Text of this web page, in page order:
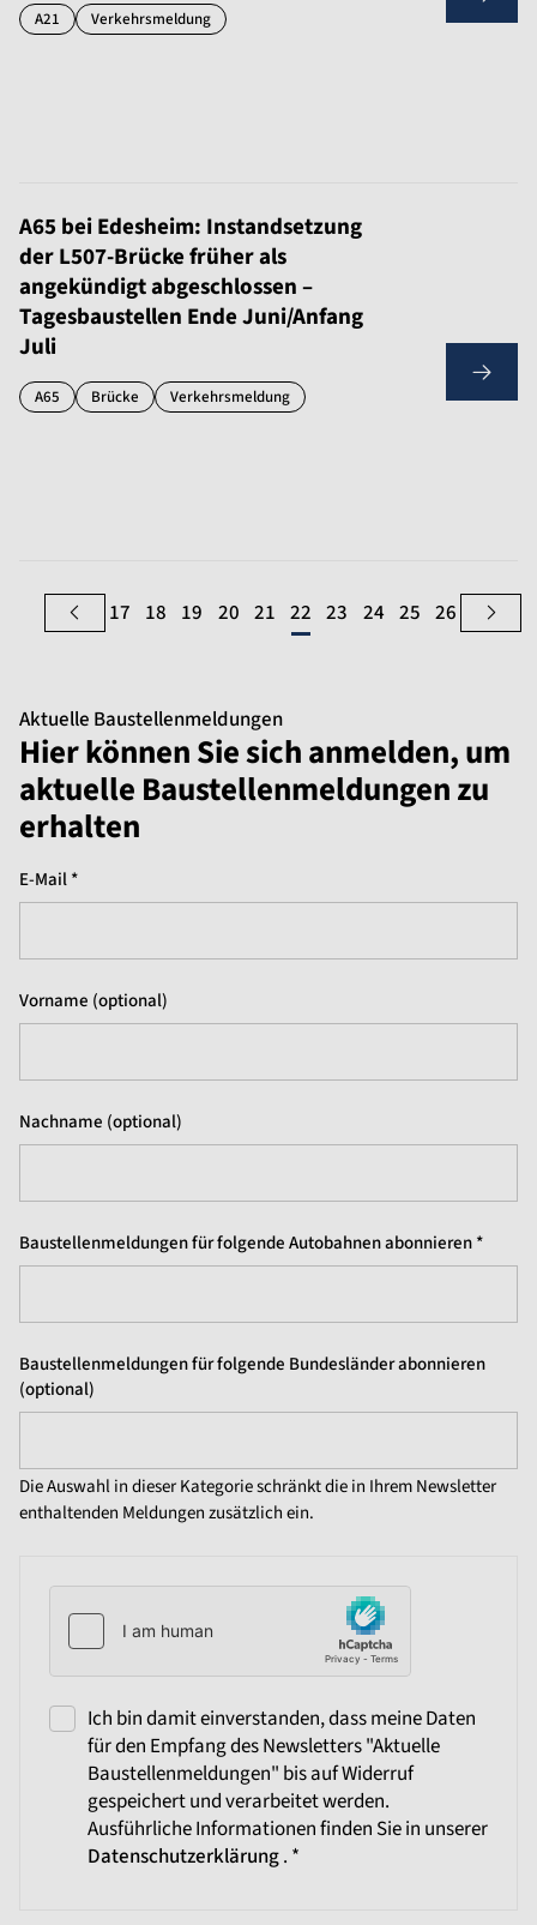
A21 Verkehrsmeldung
A65 bei Edesheim: Instandsetzung
der L507-Brücke früher als
angekündigt abgeschlossen –
Tagesbaustellen Ende Juni/Anfang
Juli
A65 Brücke Verkehrsmeldung
17 18 19 20 21 22 23 24 25 26
Aktuelle Baustellenmeldungen
Hier können Sie sich anmelden, um
aktuelle Baustellenmeldungen zu
erhalten
E-Mail *
Vorname (optional)
Nachname (optional)
Baustellenmeldungen für folgende Autobahnen abonnieren *
Baustellenmeldungen für folgende Bundesländer abonnieren
(optional)
Die Auswahl in dieser Kategorie schränkt die in Ihrem Newsletter
enthaltenden Meldungen zusätzlich ein.
Ich bin damit einverstanden, dass meine Daten
für den Empfang des Newsletters "Aktuelle
Baustellenmeldungen" bis auf Widerruf
gespeichert und verarbeitet werden.
Ausführliche Informationen finden Sie in unserer
Datenschutzerklärung . *